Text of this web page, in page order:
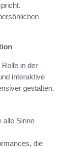
in der
interaktive
gestalten.
alle Sinne
die